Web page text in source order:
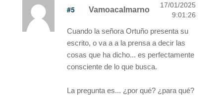
#5 Vamoacalmarno
17/01/2025
9:01:26
Cuando la señora Ortuño presenta su
escrito, o va a a la prensa a decir las
cosas que ha dicho... es perfectamente
consciente de lo que busca.
La pregunta es... ¿por qué? ¿para qué?